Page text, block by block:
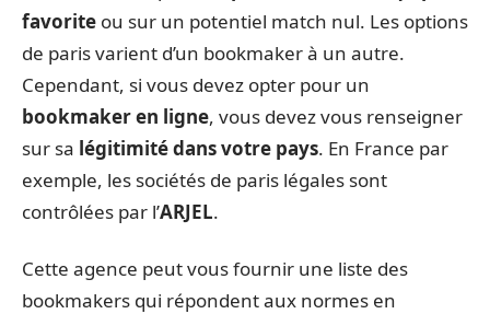
favorite ou sur un potentiel match nul. Les options
de paris varient d’un bookmaker à un autre.
Cependant, si vous devez opter pour un
bookmaker en ligne, vous devez vous renseigner
sur sa légitimité dans votre pays. En France par
exemple, les sociétés de paris légales sont
contrôlées par l’ARJEL.
Cette agence peut vous fournir une liste des
bookmakers qui répondent aux normes en